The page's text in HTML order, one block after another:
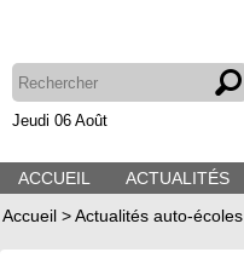
Jeudi 06 Août
ACCUEIL ACTUALITÉS
Accueil >Actualités auto-écoles